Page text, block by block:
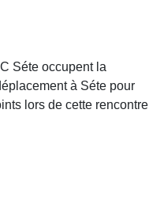
Séte occupent la
à Séte pour
lors de cette rencontre